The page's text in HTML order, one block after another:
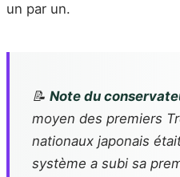
un par un.
📝 Note du
moyen des premiers
nationaux japonais
système a subi sa